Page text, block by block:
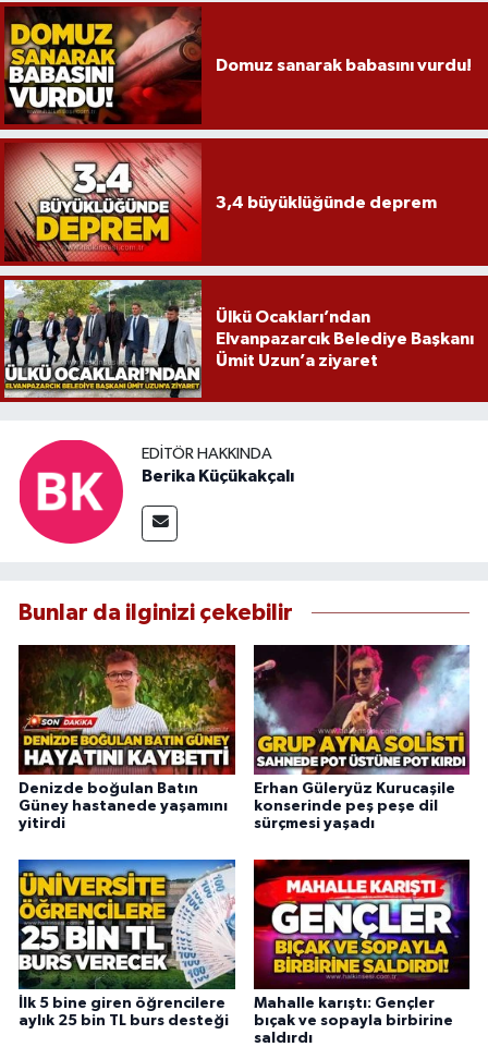
Domuz sanarak babasını vurdu!
3,4 büyüklüğünde deprem
Ülkü Ocakları’ndan
Elvanpazarcık Belediye Başkanı
Ümit Uzun’a ziyaret
EDITÖR HAKKINDA
Berika Küçükakçalı
Bunlar da ilginizi çekebilir
Denizde boğulan Batın
Güney hastanede yaşamını
yitirdi
Erhan Güleryüz Kurucaşile
konserinde peş peşe dil
sürçmesi yaşadı
İlk 5 bine giren öğrencilere
aylık 25 bin TL burs desteği
Mahalle karıştı: Gençler
bıçak ve sopayla birbirine
saldırdı